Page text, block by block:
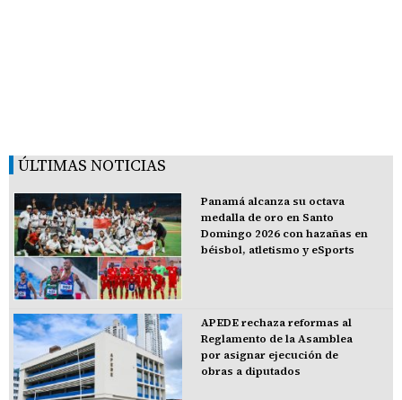
ÚLTIMAS NOTICIAS
Panamá alcanza su octava
medalla de oro en Santo
Domingo 2026 con hazañas en
béisbol, atletismo y eSports
APEDE rechaza reformas al
Reglamento de la Asamblea
por asignar ejecución de
obras a diputados